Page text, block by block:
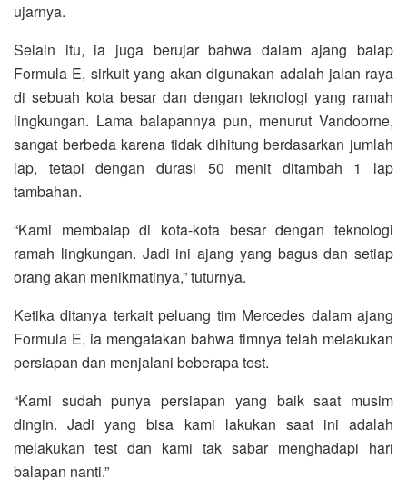
ujarnya.
Selain itu, ia juga berujar bahwa dalam ajang balap
Formula E, sirkuit yang akan digunakan adalah jalan raya
di sebuah kota besar dan dengan teknologi yang ramah
lingkungan. Lama balapannya pun, menurut Vandoorne,
sangat berbeda karena tidak dihitung berdasarkan jumlah
lap, tetapi dengan durasi 50 menit ditambah 1 lap
tambahan.
“Kami membalap di kota-kota besar dengan teknologi
ramah lingkungan. Jadi ini ajang yang bagus dan setiap
orang akan menikmatinya,” tuturnya.
Ketika ditanya terkait peluang tim Mercedes dalam ajang
Formula E, ia mengatakan bahwa timnya telah melakukan
persiapan dan menjalani beberapa test.
“Kami sudah punya persiapan yang baik saat musim
dingin. Jadi yang bisa kami lakukan saat ini adalah
melakukan test dan kami tak sabar menghadapi hari
balapan nanti.”